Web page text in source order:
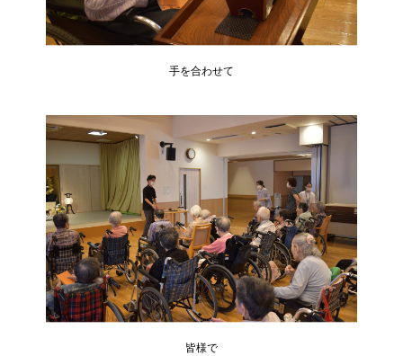
手を合わせて
皆様で